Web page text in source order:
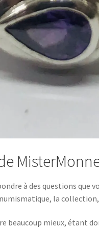
à des questions que
la
beaucoup mieux, étant